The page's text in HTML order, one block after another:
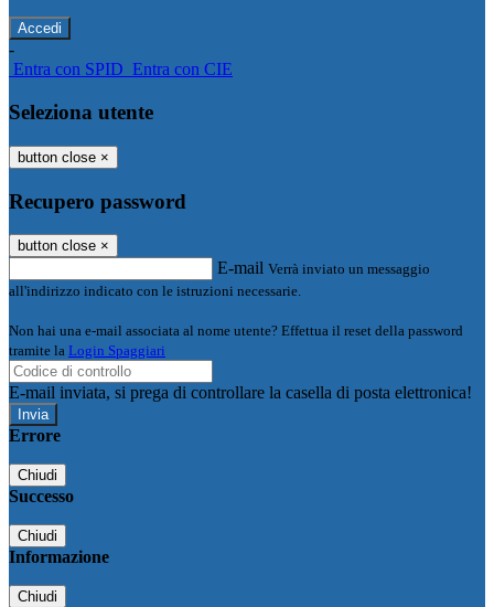
-
Entra con SPID Entra con CIE
Seleziona utente
button close ×
Recupero password
button close ×
E-mail Verrà inviato un messaggio
all'indirizzo indicato con le istruzioni necessarie.
Non hai una e-mail associata al nome utente? Effettua il reset della password
tramite la Login Spaggiari
E-mail inviata, si prega di controllare la casella di posta elettronica!
Errore
Chiudi
Successo
Chiudi
Informazione
Chiudi